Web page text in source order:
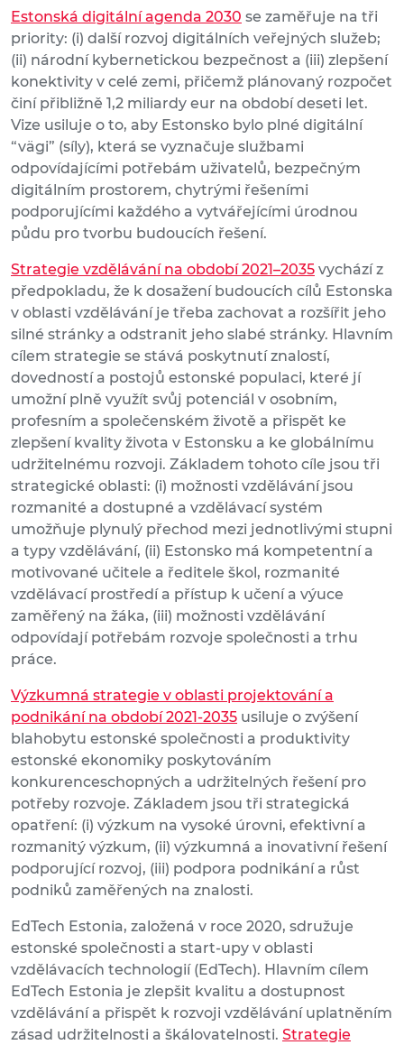
Estonská digitální agenda 2030 se zaměřuje na tři
priority: (i) další rozvoj digitálních veřejných služeb;
(ii) národní kybernetickou bezpečnost a (iii) zlepšení
konektivity v celé zemi, přičemž plánovaný rozpočet
činí přibližně 1,2 miliardy eur na období deseti let.
Vize usiluje o to, aby Estonsko bylo plné digitální
“vägi” (síly), která se vyznačuje službami
odpovídajícími potřebám uživatelů, bezpečným
digitálním prostorem, chytrými řešeními
podporujícími každého a vytvářejícími úrodnou
půdu pro tvorbu budoucích řešení.
Strategie vzdělávání na období 2021–2035 vychází z
předpokladu, že k dosažení budoucích cílů Estonska
v oblasti vzdělávání je třeba zachovat a rozšířit jeho
silné stránky a odstranit jeho slabé stránky. Hlavním
cílem strategie se stává poskytnutí znalostí,
dovedností a postojů estonské populaci, které jí
umožní plně využít svůj potenciál v osobním,
profesním a společenském životě a přispět ke
zlepšení kvality života v Estonsku a ke globálnímu
udržitelnému rozvoji. Základem tohoto cíle jsou tři
strategické oblasti: (i) možnosti vzdělávání jsou
rozmanité a dostupné a vzdělávací systém
umožňuje plynulý přechod mezi jednotlivými stupni
a typy vzdělávání, (ii) Estonsko má kompetentní a
motivované učitele a ředitele škol, rozmanité
vzdělávací prostředí a přístup k učení a výuce
zaměřený na žáka, (iii) možnosti vzdělávání
odpovídají potřebám rozvoje společnosti a trhu
práce.
Výzkumná strategie v oblasti projektování a
podnikání na období 2021-2035 usiluje o zvýšení
blahobytu estonské společnosti a produktivity
estonské ekonomiky poskytováním
konkurenceschopných a udržitelných řešení pro
potřeby rozvoje. Základem jsou tři strategická
opatření: (i) výzkum na vysoké úrovni, efektivní a
rozmanitý výzkum, (ii) výzkumná a inovativní řešení
podporující rozvoj, (iii) podpora podnikání a růst
podniků zaměřených na znalosti.
EdTech Estonia, založená v roce 2020, sdružuje
estonské společnosti a start-upy v oblasti
vzdělávacích technologií (EdTech). Hlavním cílem
EdTech Estonia je zlepšit kvalitu a dostupnost
vzdělávání a přispět k rozvoji vzdělávání uplatněním
zásad udržitelnosti a škálovatelnosti. Strategie